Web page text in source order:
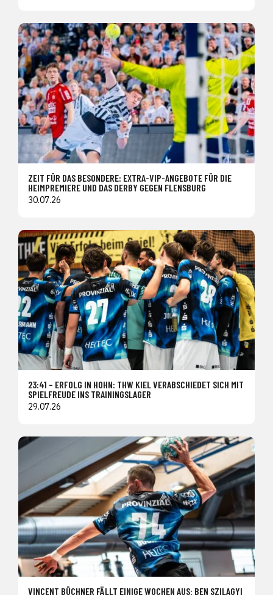
ZEIT FÜR DAS BESONDERE: EXTRA-VIP-ANGEBOTE FÜR DIE
HEIMPREMIERE UND DAS DERBY GEGEN FLENSBURG
30.07.26
23:41 – ERFOLG IN HOHN: THW KIEL VERABSCHIEDET SICH MIT
SPIELFREUDE INS TRAININGSLAGER
29.07.26
VINCENT BÜCHNER FÄLLT EINIGE WOCHEN AUS: BEN SZILAGYI